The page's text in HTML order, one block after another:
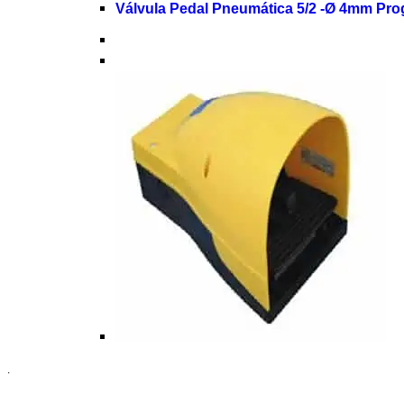
Válvula Pedal Pneumática 5/2 -Ø 4mm
.